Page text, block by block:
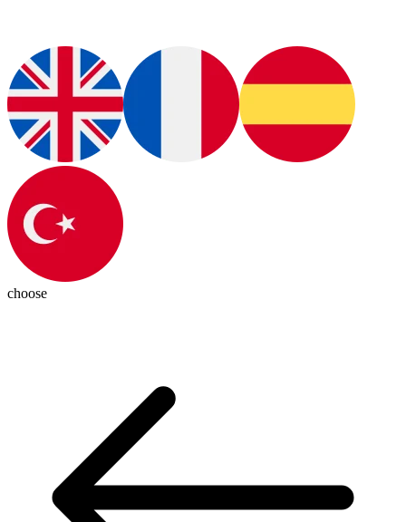
choose